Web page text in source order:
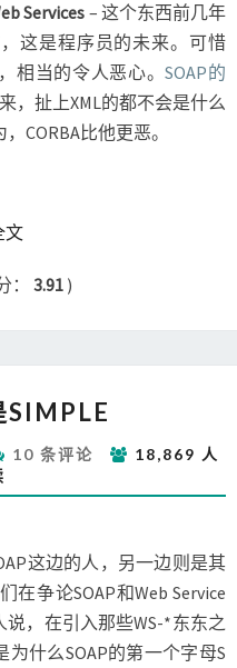
Services – 这个东西前几年
这是程序员的未来。可惜
相当的令人恶心。SOAP的
，扯上XML的都不会是什么
CORBA比他更恶。
文READ MORE
： 3.91 )
SIMPLE
评
论
10 条评论
18,869 人
这边的人，另一边则是其
在争论SOAP和Web Service
说，在引入那些WS-*东东之
什么SOAP的第一个字母S